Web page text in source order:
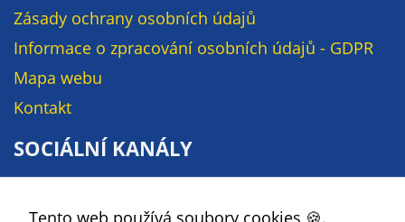
Zásady ochrany osobních údajů
Informace o zpracování osobních údajů - GDPR
Mapa webu
Kontakt
SOCIÁLNÍ KANÁLY
Tento web používá soubory cookies 🍪.
pseudonymizované
profily. Na základě
těchto informací
používány pouze